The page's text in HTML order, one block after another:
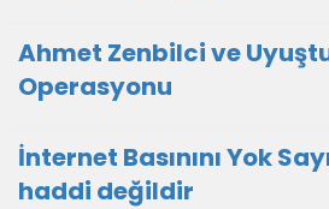
Ahmet Zenbilci ve
Operasyonu
İnternet Basınını Yok
haddi değildir